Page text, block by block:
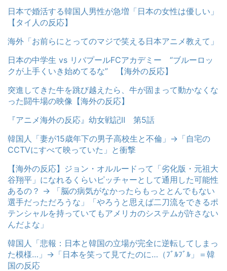
日本で婚活する韓国人男性が急増「日本の女性は優しい」
【タイ人の反応】
海外「お前らにとってのマジで笑える日本アニメ教えて」
日本の中学生 vs リバプールFCアカデミー “ブルーロッ
クが上手くいき始めてるな” 【海外の反応】
突進してきた牛を跳び越えたら、牛が固まって動かなくな
った闘牛場の映像【海外の反応】
『アニメ海外の反応』幼女戦記Ⅱ 第5話
韓国人「妻が15歳年下の男子高校生と不倫」→「自宅の
CCTVにすべて映っていた」と衝撃
【海外の反応】ジョン・オルルードって「劣化版・元祖大
谷翔平」になれるくらいピッチャーとして通用した可能性
あるの？ → 「脳の病気がなかったらもっととんでもない
選手だっただろうな」「やろうと思えば二刀流をできるポ
テンシャルを持っていてもアメリカのシステムが許さない
んだよな」
韓国人「悲報：日本と韓国の立場が完全に逆転してしまっ
た模様…」→「日本を笑って見てたのに…（ﾌﾞﾙﾌﾞﾙ」＝韓
国の反応